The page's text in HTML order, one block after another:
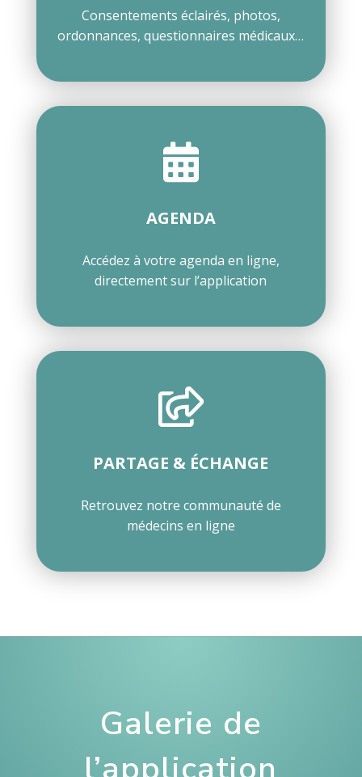
Consentements éclairés, photos,
ordonnances, questionnaires médicaux…

AGENDA
Accédez à votre agenda en ligne,
directement sur l’application

PARTAGE & ÉCHANGE
Retrouvez notre communauté de
médecins en ligne
Galerie de